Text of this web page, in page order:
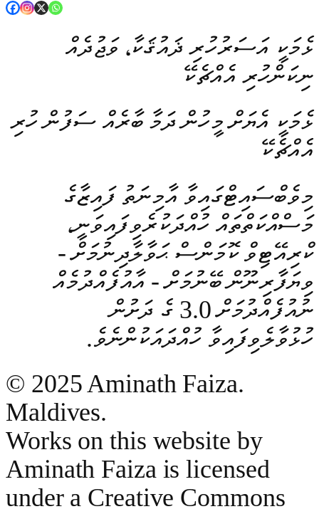
ޅެމަކީ އަސަރުހުރި ޛައުޤަކާ، ވަޖުދެއް
ނިކަންހުރި އެއްޗެކޭ
ޅެމަކީ އެޔަށް މީހުން ދަމާ ބާރެއް ސަފުން ހުރި
އެއްޗެކޭ
މިވެބްސައިޓްގައިވާ އާމިނަތު ފައިޒާގެ
މަސްއްކަތްތައް ހުއްދަކުރެވިފައިވަނީ،
ކްރިއޭޓިވް ކޮމަންސް ޙަވާލާދިނުމަށް -
ވިޔަފާރިނޫން ބޭނުމަށް - އާއުފެއްދުމެއް
ނުއުފެއްދުމަށް 3.0 ގެ ދަށުން
ހުޅުވާލެވިފައިވާ ހުއްދައަކުންނެވެ.
© 2025 Aminath Faiza.
Maldives.
Works on this website by
Aminath Faiza is licensed
under a Creative Commons